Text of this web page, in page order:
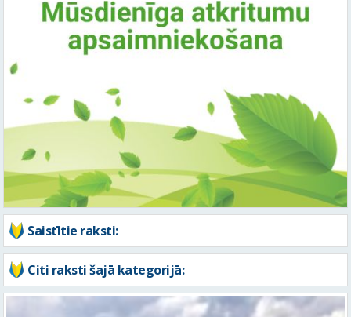
Saistītie raksti:
Citi raksti šajā kategorijā: